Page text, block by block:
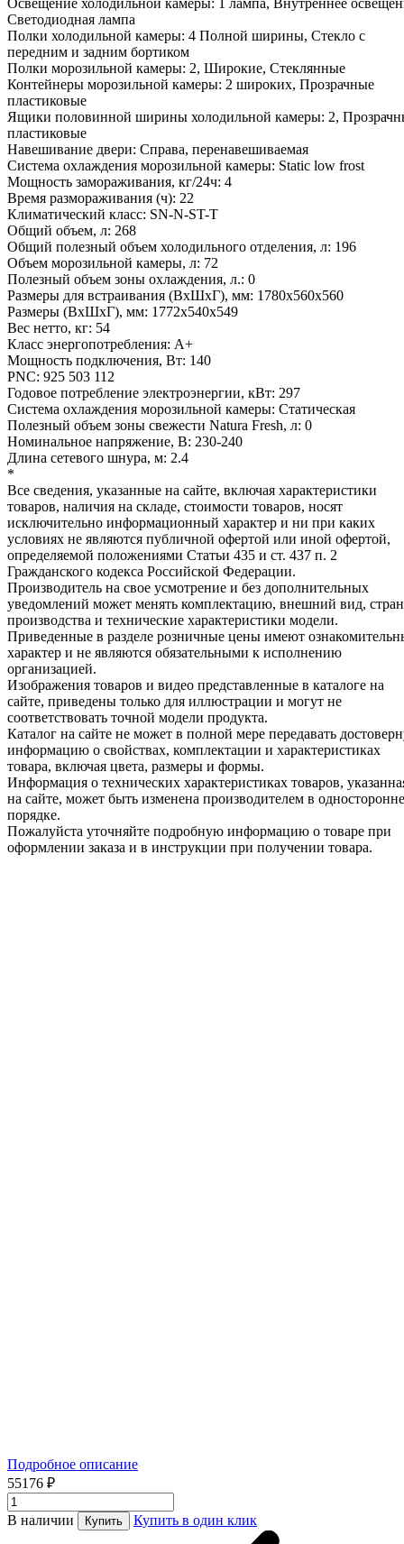
Светодиодная лампа
Полки холодильной камеры: 4 Полной ширины, Стекло с
передним и задним бортиком
Полки морозильной камеры: 2, Широкие, Стеклянные
Контейнеры морозильной камеры: 2 широких, Прозрачные
пластиковые
Ящики половинной ширины холодильной камеры: 2,
пластиковые
Навешивание двери: Справа, перенавешиваемая
Система охлаждения морозильной камеры: Static low frost
Мощность замораживания, кг/24ч: 4
Время размораживания (ч): 22
Климатический класс: SN-N-ST-T
Общий объем, л: 268
Общий полезный объем холодильного отделения, л: 196
Объем морозильной камеры, л: 72
Полезный объем зоны охлаждения, л.: 0
Размеры для встраивания (ВхШхГ), мм: 1780х560х560
Размеры (ВхШхГ), мм: 1772x540x549
Вес нетто, кг: 54
Класс энергопотребления: A+
Мощность подключения, Вт: 140
PNC: 925 503 112
Годовое потребление электроэнергии, кВт: 297
Система охлаждения морозильной камеры: Статическая
Полезный объем зоны свежести Natura Fresh, л: 0
Номинальное напряжение, В: 230-240
Длина сетевого шнура, м: 2.4
*
Все сведения, указанные на сайте, включая характеристики
товаров, наличия на складе, стоимости товаров, носят
исключительно информационный характер и ни при каких
условиях не являются публичной офертой или иной офертой,
определяемой положениями Статьи 435 и ст. 437 п. 2
Гражданского кодекса Российской Федерации.
Производитель на свое усмотрение и без дополнительных
уведомлений может менять комплектацию, внешний вид,
производства и технические характеристики модели.
Приведенные в разделе розничные цены имеют
характер и не являются обязательными к исполнению
организацией.
Изображения товаров и видео представленные в каталоге на
сайте, приведены только для иллюстрации и могут не
соответствовать точной модели продукта.
Каталог на сайте не может в полной мере передавать
информацию о свойствах, комплектации и характеристиках
товара, включая цвета, размеры и формы.
Информация о технических характеристиках товаров,
на сайте, может быть изменена производителем в
порядке.
Пожалуйста уточняйте подробную информацию о товаре при
оформлении заказа и в инструкции при получении товара.
Подробное описание
55176 ₽
В наличии Купить Купить в один клик